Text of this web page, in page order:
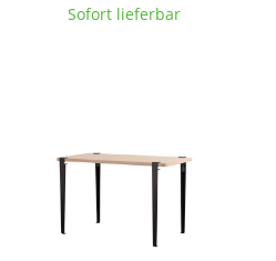
Kinderzimmer
Badezimmer
Stauraum
Balkon & Garten
Sofort lieferbar